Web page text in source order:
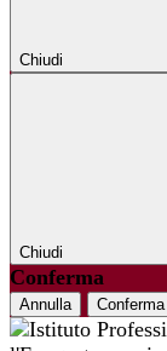
Chiudi
Chiudi
Conferma
Annulla Conferma